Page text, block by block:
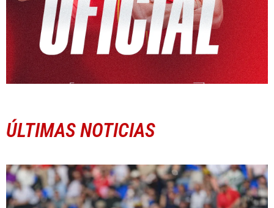
ÚLTIMAS NOTICIAS